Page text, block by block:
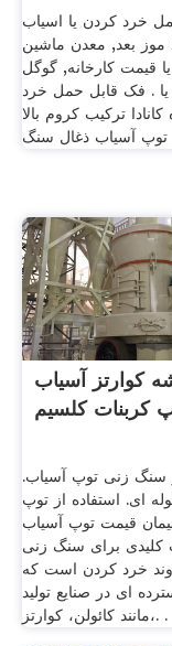
خرد کردن یا اسیاب
موز بعد, معدن ماشین
قیمت کارخانه, گوگل
. فک قابل حمل خرد
ترکیب کروم بالا
توپ آسیاب ذغال سنگ
کوارتز آسیاب
کربنات کلسیم
سنگ زنی توپ آسیاب.
ای. استفاده از توپ
قیمت توپ آسیاب
کلیدی برای سنگ زنی
خرد کردن است که
ای در صنایع تولید
مانند کائولن، کوارتز،. .